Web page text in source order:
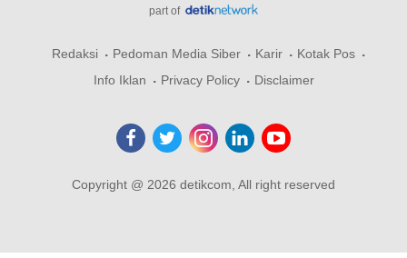
part of
Redaksi Pedoman Media Siber Karir
Kotak Pos
Info Iklan
Privacy Policy Disclaimer
Copyright @ 2026 detikcom, All right reserved